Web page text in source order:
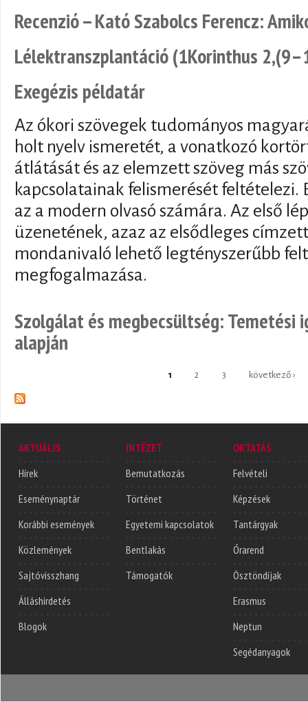
Recenzió -- Kató Szabolcs Ferencz:
Lélektranszplantáció (1Korinthus
Exegézis példatár
Az ókori szövegek tudományos
holt nyelv ismeretét, a vonatkozó
átlátását és az elemzett szöveg más
kapcsolatainak felismerését feltételezi.
az a modern olvasó számára. Az első
üzenetének, azaz az elsődleges
mondanivaló lehető legtényszerűbb
megfogalmazása.
Szolgálat és megbecsültség: Temetési
alapján
1 2 3 következő ›
AKTUÁLIS
Hírek
Eseménynaptár
Korábbi események
Közlemények
Sajtóvisszhang
Álláshirdetés
Blogok
INTÉZET
Bemutatkozás
Történet
Egyetemi kapcsolatok
Bentlakás
Támogatók
OKTATÁS
Felvételi
Képzések
Tantárgyak
Órarend
Ösztöndíjak
Erasmus
Neptun
Segédanyagok